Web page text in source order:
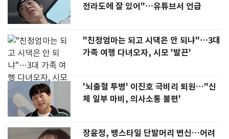
전라도에 잘 있어"…유튜브서 언급
"친정엄마는 되고 시댁은 안 되냐"…3대
가족 여행 다녀오자, 시모 '발끈'
'뇌출혈 투병' 이진호 극비리 퇴원…"신
체 일부 마비, 의사소통 불편'
장윤정, 뱅스타일 단발머리 변신…어려